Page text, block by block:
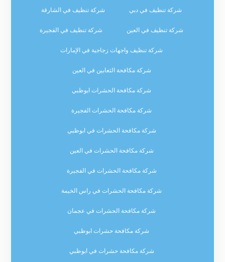
شركة تنظيف في دبي شركة تنظيف في الشارقة
شركة تنظيف في العين شركة تنظيف في الفجيرة
شركة تنظيف واجهات زجاجية في الإمارات
شركة مكافحة الثعابين في العين
شركة مكافحة الحشرات ابوظبي
شركة مكافحة الحشرات الفجيرة
شركة مكافحة الحشرات في ابوظبي
شركة مكافحة الحشرات في العين
شركة مكافحة الحشرات في الفجيرة
شركة مكافحة الحشرات في راس الخيمة
شركة مكافحة الحشرات في عجمان
شركة مكافحة حشرات ابوظبي
شركة مكافحة حشرات في ابوظبي